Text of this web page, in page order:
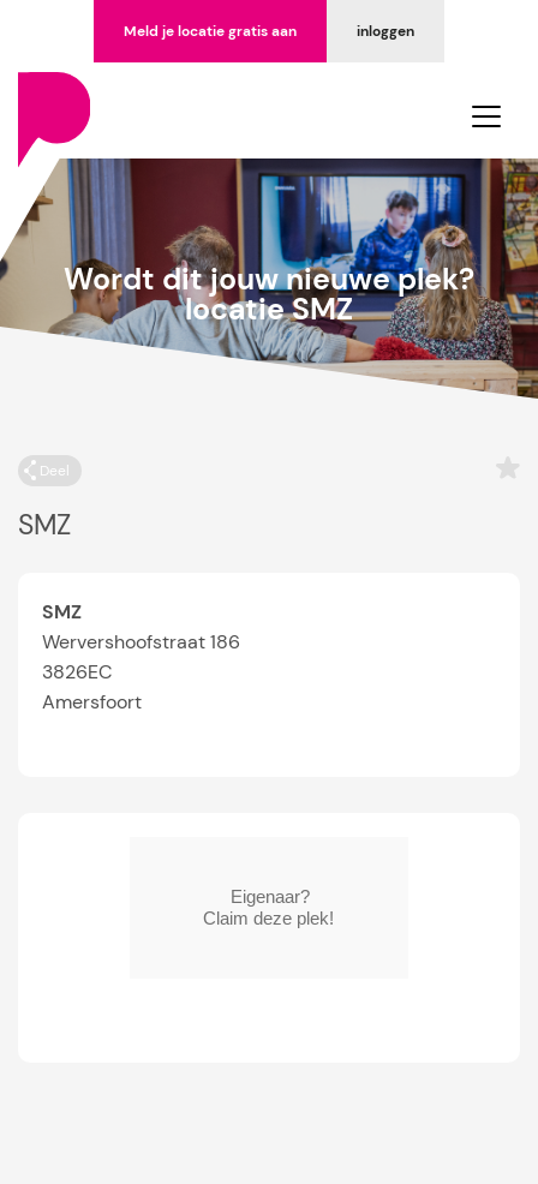
inloggen
Meld je locatie gratis aan
Wordt dit jouw nieuwe plek?
locatie SMZ
Deel
SMZ
SMZ
Wervershoofstraat 186
3826EC
Amersfoort